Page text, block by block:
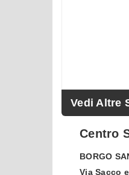
Vedi Altre
Centro
BORGO
Via Sacco